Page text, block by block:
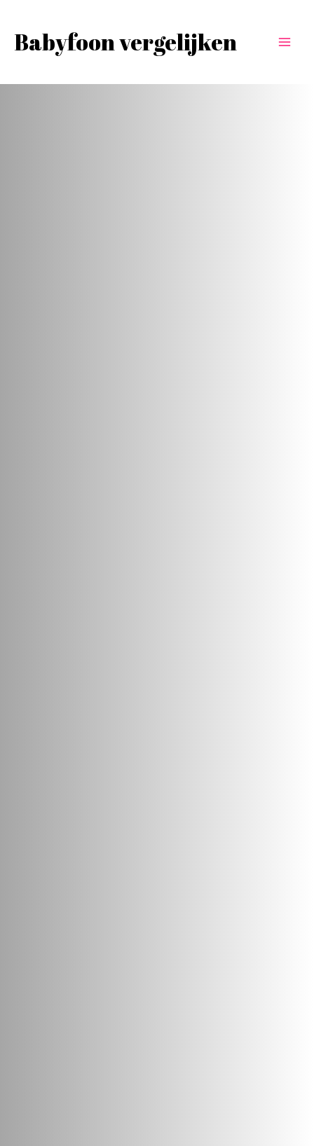
Babyfoon vergelijken